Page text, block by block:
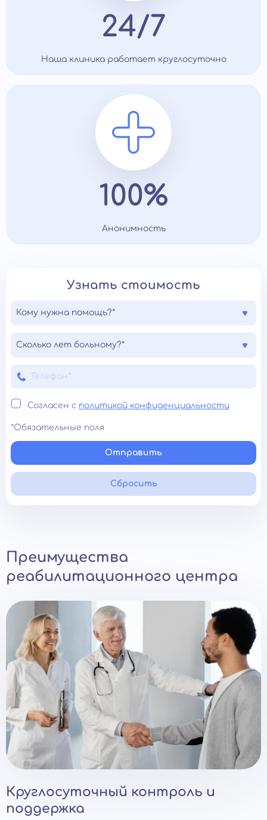
24/7
Наша клиника работает круглосуточно
100%
Анонимность
Узнать стоимость
Кому нужна помощь?*
Сколько лет больному?*
Согласен с политикой конфиденциальности
*Обязательные поля
Отправить
Сбросить
Преимущества
реабилитационного центра
Круглосуточный контроль и
поддержка